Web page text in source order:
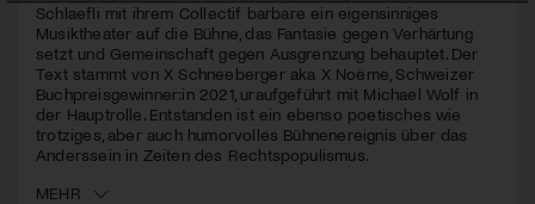
Schlaefli mit ihrem Collectif barbare ein eigensinniges
Musiktheater auf die Bühne, das Fantasie gegen Verhärtung
setzt und Gemeinschaft gegen Ausgrenzung behauptet. Der
Text stammt von X Schneeberger aka X Noëme, Schweizer
Buchpreisgewinner:in 2021, uraufgeführt mit Michael Wolf in
der Hauptrolle. Entstanden ist ein ebenso poetisches wie
trotziges, aber auch humorvolles Bühnenereignis über das
Anderssein in Zeiten des Rechtspopulismus.
MEHR